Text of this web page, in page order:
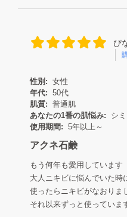
ぴ
性別: 女性
年代: 50代
肌質: 普通肌
あなたの1番の肌悩み:
シ
使用期間: 5年以上～
アクネ石鹸
もう何年も愛用しています
大人ニキビに悩んでいた時
使ったらニキビがなおりま
それ以来ずっと使っていま